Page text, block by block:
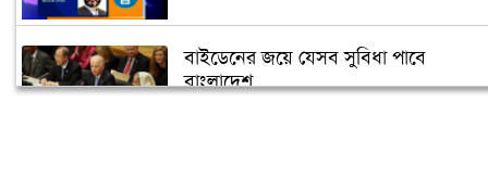
বাইডেনের জয়ে যেসব সুবিধা পাবে
বাংলাদেশ